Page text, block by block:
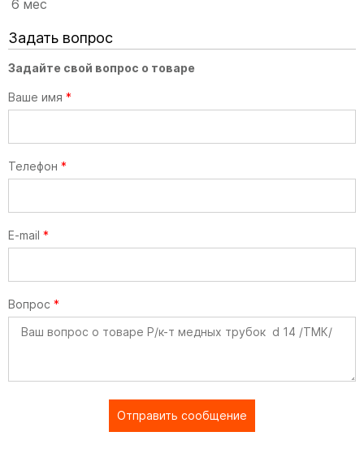
6 мес
Задать вопрос
Задайте свой вопрос о товаре
Ваше имя *
Телефон *
E-mail *
Вопрос *
Отправить сообщение